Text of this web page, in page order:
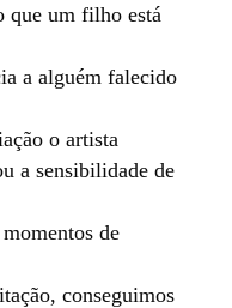
que um filho está
a alguém falecido
o artista
a sensibilidade de
de
conseguimos